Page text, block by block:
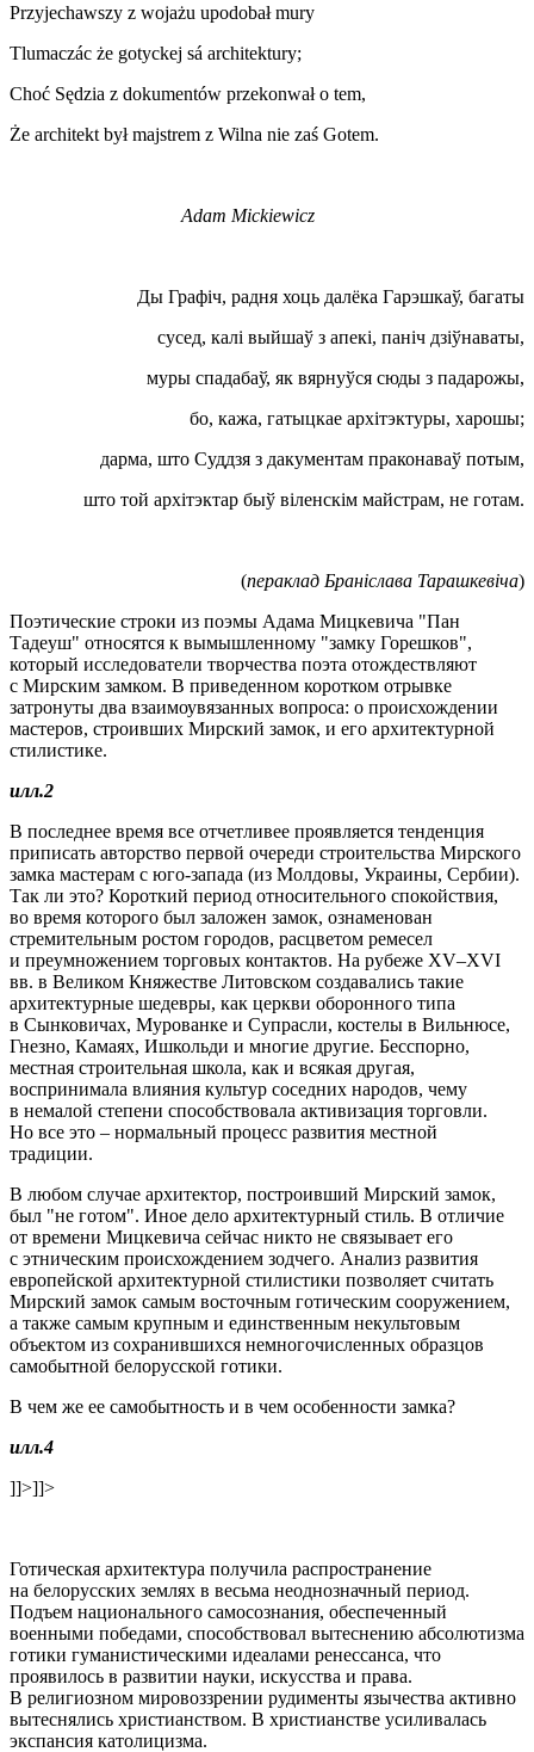
Przyjechawszy z wojażu upodobał mury
Tlumaczác że gotyckej sá architektury;
Choć Sędzia z dokumentów przekonwał o tem,
Że architekt był majstrem z Wilna nie zaś Gotem.
Adam Mickiewicz
Ды Графіч, радня хоць далёка Гарэшкаў, багаты
сусед, калі выйшаў з апекі, паніч дзіўнаваты,
муры спадабаў, як вярнуўся сюды з падарожы,
бо, кажа, гатыцкае архітэктуры, харошы;
дарма, што Суддзя з дакументам праконаваў потым,
што той архітэктар быў віленскім майстрам, не готам.
(пераклад Браніслава Тарашкевіча)
Поэтические строки из поэмы Адама Мицкевича "Пан
Тадеуш" относятся к вымышленному "замку Горешков",
который исследователи творчества поэта отождествляют
с Мирским замком. В приведенном коротком отрывке
затронуты два взаимоувязанных вопроса: о происхождении
мастеров, строивших Мирский замок, и его архитектурной
стилистике.
илл.2
В последнее время все отчетливее проявляется тенденция
приписать авторство первой очереди строительства Мирского
замка мастерам с юго-запада (из Молдовы, Украины, Сербии).
Так ли это? Короткий период относительного спокойствия,
во время которого был заложен замок, ознаменован
стремительным ростом городов, расцветом ремесел
и преумножением торговых контактов. На рубеже XV–XVI
вв. в Великом Княжестве Литовском создавались такие
архитектурные шедевры, как церкви оборонного типа
в Сынковичах, Мурованке и Супрасли, костелы в Вильнюсе,
Гнезно, Камаях, Ишкольди и многие другие. Бесспорно,
местная строительная школа, как и всякая другая,
воспринимала влияния культур соседних народов, чему
в немалой степени способствовала активизация торговли.
Но все это – нормальный процесс развития местной
традиции.
В любом случае архитектор, построивший Мирский замок,
был "не готом". Иное дело архитектурный стиль. В отличие
от времени Мицкевича сейчас никто не связывает его
с этническим происхождением зодчего. Анализ развития
европейской архитектурной стилистики позволяет считать
Мирский замок самым восточным готическим сооружением,
а также самым крупным и единственным некультовым
объектом из сохранившихся немногочисленных образцов
самобытной белорусской готики.
В чем же ее самобытность и в чем особенности замка?
илл.4
]]>]]>
Готическая архитектура получила распространение
на белорусских землях в весьма неоднозначный период.
Подъем национального самосознания, обеспеченный
военными победами, способствовал вытеснению абсолютизма
готики гуманистическими идеалами ренессанса, что
проявилось в развитии науки, искусства и права.
В религиозном мировоззрении рудименты язычества активно
вытеснялись христианством. В христианстве усиливалась
экспансия католицизма.